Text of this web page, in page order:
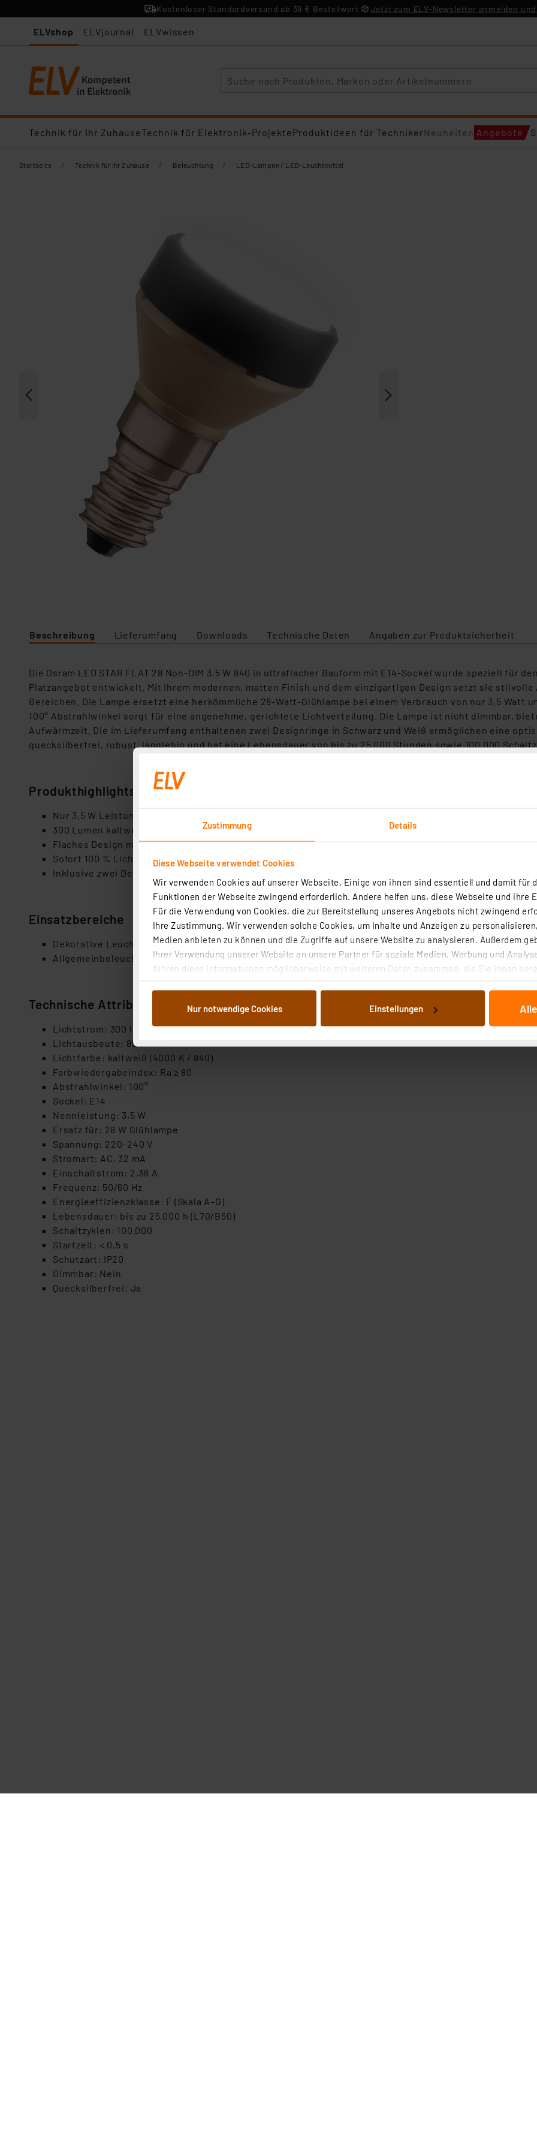
Zustimmung Details
Diese Webseite verwendet Cookies
Wir verwenden Cookies auf unserer Webseite. Einige von ihnen sind essentiell und damit für
Funktionen der Webseite zwingend erforderlich. Andere helfen uns, diese Webseite und ihre
Für die Verwendung von Cookies, die zur Bereitstellung unseres Angebots nicht zwingend
Ihre Zustimmung. Wir verwenden solche Cookies, um Inhalte und Anzeigen zu
Medien anbieten zu können und die Zugriffe auf unsere Website zu analysieren. Außerdem
Ihrer Verwendung unserer Website an unsere Partner für soziale Medien, Werbung und
führen diese Informationen möglicherweise mit weiteren Daten zusammen, die Sie ihnen
Weiterverarbeitung für die nachfolgend dargestellten bzw. die von Ihnen ausgewählten
Abs.1a DSG-VO) zu. Eine detaillierte Auflistung der einzelnen Cookies nach Zweck und
ganz oder teilweise zustimmen. Ihre erteilte Zustimmung können Sie jederzeit unter dem Link
anpassen oder widerrufen. Die Rechtmäßigkeit der Speicherung, Abrufung und
„Einige Drittanbieter verarbeiten personenbezogene Daten in den USA. Ihre Einwilligung zur
Für die USA besteht kein Angemessenheitsbeschluss der EU. Dies bedeutet, dass die USA
Daten in Überwachungsprogrammen verarbeiten, ohne dass hiergegen Klagemöglichkeiten
Unsere Kooperation mit diesen Dienstleistern stützt sich auf die
Nur notwendige Cookies Einstellungen
Kostenloser Standardversand ab 39 € Bestellwert Jetzt zum ELV-Newsletter anmelden
ELVshop ELVjournal ELVwissen
Technik für Ihr ZuhauseTechnik für Elektronik-ProjekteProduktideen für TechnikerNeuheiten Angebote
Startseite / Technik für Ihr Zuhause / Beleuchtung / LED-Lampen / LED-Leuchtmittel
Beschreibung Lieferumfang Downloads Technische Daten Angaben zur Produktsicherheit
Die Osram LED STAR FLAT 28 Non-DIM 3,5 W 840 in ultraflacher Bauform mit E14-Sockel wurde speziell für
Platzangebot entwickelt. Mit ihrem modernen, matten Finish und dem einzigartigen Design setzt sie
Bereichen. Die Lampe ersetzt eine herkömmliche 28-Watt-Glühlampe bei einem Verbrauch von nur 3,5 Watt
100° Abstrahlwinkel sorgt für eine angenehme, gerichtete Lichtverteilung. Die Lampe ist nicht dimmbar,
Aufwärmzeit. Die im Lieferumfang enthaltenen zwei Designringe in Schwarz und Weiß ermöglichen eine
quecksilberfrei, robust, langlebig und hat eine Lebensdauer von bis zu 25.000 Stunden sowie 100.000
Produkthighlights
Nur 3,5 W Leistungsaufnahme ersetzt 28-Watt-Glühlampe
300 Lumen kaltweißes Licht (4000 K)
Flaches Design mit breitem Abstrahlwinkel von 100°
Sofort 100 % Licht ohne Aufwärmzeit
Inklusive zwei Designringen in Weiß und Schwarz
Einsatzbereiche
Dekorative Leuchten im Innenbereich
Allgemeinbeleuchtung in Wohnräumen
Technische Attribute
Lichtstrom: 300 lm
Lichtausbeute: 85 lm/W
Lichtfarbe: kaltweiß (4000 K / 840)
Farbwiedergabeindex: Ra ≥ 80
Abstrahlwinkel: 100°
Sockel: E14
Nennleistung: 3,5 W
Ersatz für: 28 W Glühlampe
Spannung: 220–240 V
Stromart: AC, 32 mA
Einschaltstrom: 2,36 A
Frequenz: 50/60 Hz
Energieeffizienzklasse: F (Skala A–G)
Lebensdauer: bis zu 25.000 h (L70/B50)
Schaltzyklen: 100.000
Startzeit: < 0,5 s
Schutzart: IP20
Dimmbar: Nein
Quecksilberfrei: Ja